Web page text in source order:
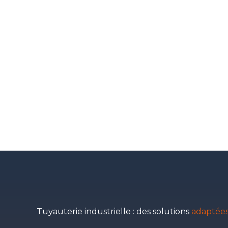
Tuyauterie industrielle : des solutions